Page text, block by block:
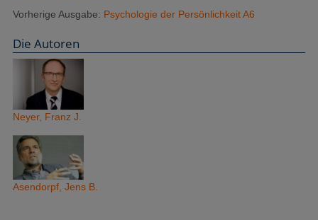
Vorherige Ausgabe: Psychologie der Persönlichkeit A6
Die Autoren
Neyer, Franz J.
Asendorpf, Jens B.